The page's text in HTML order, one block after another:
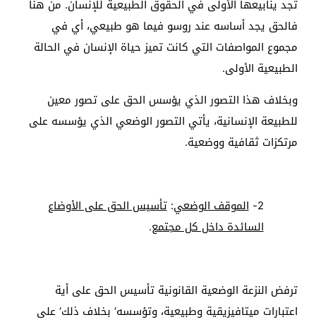
تجد ينابيعها الأولى في الحقوق الطبيعية للإنسان. من هنا
فالحق يجد أساسه عند روسو فيما هو طبيعي، أي في
مجموع المواصفات التي كانت تميز حياة الإنسان في الحالة
الطبيعية الأولى.
وبخلاف هذا التصور الذي يؤسس الحق على تصور معين
للطبيعة الإنسانية، يأتي التصور الوضعي الذي يؤسسه على
مرتكزات ثقافية ووضعية.
2- الموقف الوضعي:تأسيس الحق على الأوضاع
السائدة داخل كل مجتمع.
ترفض النزعة الوضعية القانونية تأسيس الحق على أية
اعتبارات ميتافيزيقية وطبيعية، وتؤسسه‘ بخلاف ذلك‘ على